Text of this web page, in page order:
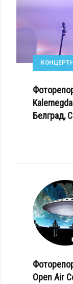
Белград,
Open Air